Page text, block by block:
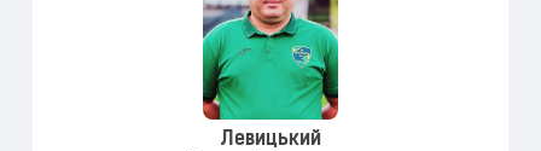
Левицький